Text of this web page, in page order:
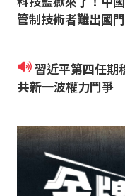
管制技術者難出國門
習近平第四任期穩了？從五中全會解析中
共新一波權力鬥爭